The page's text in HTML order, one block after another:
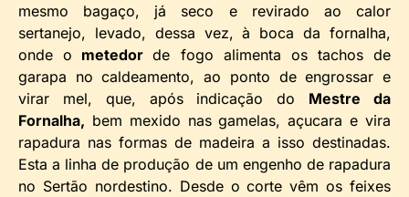
mesmo bagaço, já seco e revirado ao calor
sertanejo, levado, dessa vez, à boca da fornalha,
onde o metedorde fogo alimenta os tachos de
garapa no caldeamento, ao ponto de engrossar e
virar mel, que, após indicação do Mestre da
Fornalha, bem mexido nas gamelas, açucara e vira
rapadura nas formas de madeira a isso destinadas.
Esta a linha de produção de um engenho de rapadura
no Sertão nordestino. Desde o corte vêm os feixes